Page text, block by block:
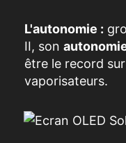
L'autonomie :
II, son
être le record
vaporisateurs.